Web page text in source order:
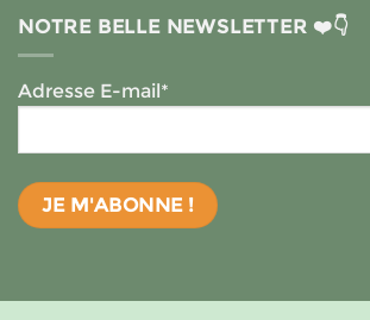
NOTRE BELLE NEWSLETTER ❤️👇
Adresse E-mail*